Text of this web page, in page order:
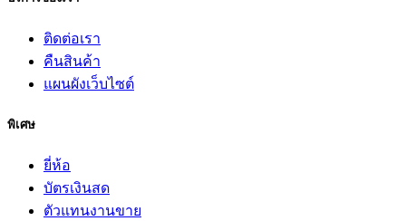
ติดต่อเรา
คืนสินค้า
แผนผังเว็บไซต์
พิเศษ
ยี่ห้อ
บัตรเงินสด
ตัวแทนงานขาย